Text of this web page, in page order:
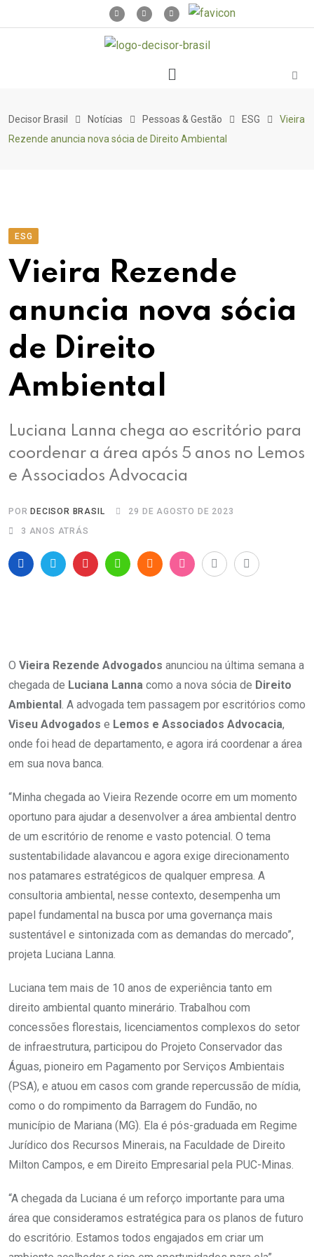
Decisor Brasil Notícias Pessoas & Gestão ESG
Vieira
Rezende anuncia nova sócia de Direito Ambiental
ESG
Vieira Rezende
anuncia nova sócia
de Direito
Ambiental
Luciana Lanna chega ao escritório para
coordenar a área após 5 anos no Lemos
e Associados Advocacia
POR DECISOR BRASIL
29 DE AGOSTO DE 2023
3 ANOS ATRÁS
O Vieira Rezende Advogados anunciou na última semana a
chegada de Luciana Lanna como a nova sócia de Direito
Ambiental. A advogada tem passagem por escritórios como
Viseu Advogados e Lemos e Associados Advocacia,
onde foi head de departamento, e agora irá coordenar a área
em sua nova banca.
“Minha chegada ao Vieira Rezende ocorre em um momento
oportuno para ajudar a desenvolver a área ambiental dentro
de um escritório de renome e vasto potencial. O tema
sustentabilidade alavancou e agora exige direcionamento
nos patamares estratégicos de qualquer empresa. A
consultoria ambiental, nesse contexto, desempenha um
papel fundamental na busca por uma governança mais
sustentável e sintonizada com as demandas do mercado”,
projeta Luciana Lanna.
Luciana tem mais de 10 anos de experiência tanto em
direito ambiental quanto minerário. Trabalhou com
concessões florestais, licenciamentos complexos do setor
de infraestrutura, participou do Projeto Conservador das
Águas, pioneiro em Pagamento por Serviços Ambientais
(PSA), e atuou em casos com grande repercussão de mídia,
como o do rompimento da Barragem do Fundão, no
município de Mariana (MG). Ela é pós-graduada em Regime
Jurídico dos Recursos Minerais, na Faculdade de Direito
Milton Campos, e em Direito Empresarial pela PUC-Minas.
“A chegada da Luciana é um reforço importante para uma
área que consideramos estratégica para os planos de futuro
do escritório. Estamos todos engajados em criar um